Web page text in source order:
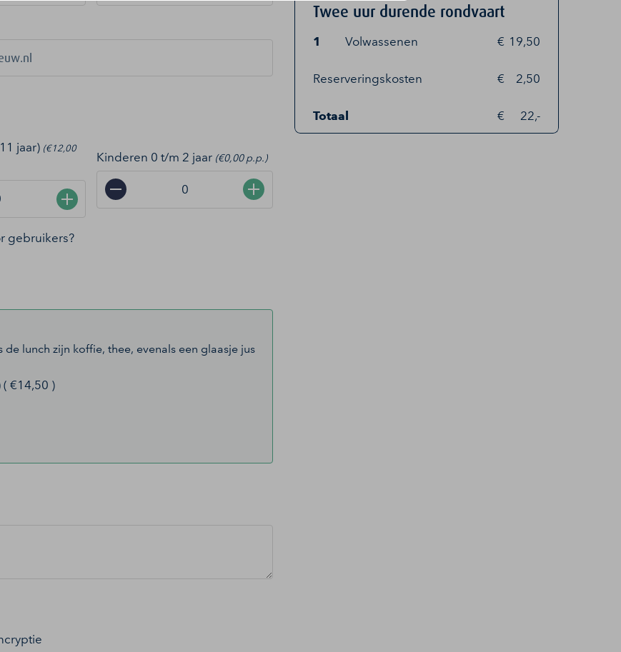
jaar) (€12,00
+
Kinderen 0 t/m 2 jaar (€0,00 p.p.)
− +
gebruikers?
lunch zijn koffie, thee, evenals een glaasje jus
€14,50 )
Twee uur durende rondvaart
1 Volwassenen 19,50
Reserveringskosten 2,50
Totaal 22,-